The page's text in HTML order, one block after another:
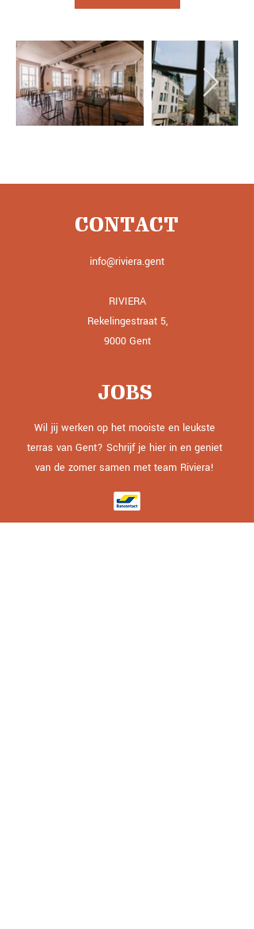
CONTACT
info@riviera.gent
RIVIERA
Rekelingestraat 5,
9000 Gent
JOBS
Wil jij werken op het mooiste en leukste
terras van Gent? Schrijf je hier in en geniet
van de zomer samen met team Riviera!